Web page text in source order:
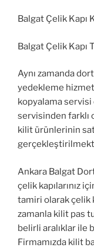
Balgat Çelik Kapı
Balgat Çelik Kapı
Aynı zamanda
yedekleme
kopyalama
servisinden farklı
kilit ürünlerinin
Ankara Balgat
çelik kapılarınız
tamiri olarak çelik
zamanla kilit pas
belirli aralıklar ile
Firmamızda kilit